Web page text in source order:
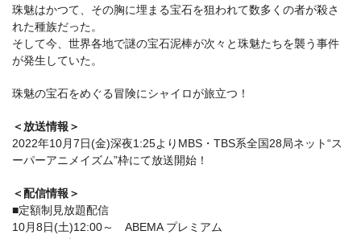
珠魅はかつて、その胸に埋まる宝石を狙われて数多くの者が殺さ
れた種族だった。
そして今、世界各地で謎の宝石泥棒が次々と珠魅たちを襲う事件
が発生していた。
珠魅の宝石をめぐる冒険にシャイロが旅立つ！
＜放送情報＞
2022年10月7日(金)深夜1:25よりMBS・TBS系全国28局ネット“ス
ーパーアニメイズム”枠にて放送開始！
＜配信情報＞
■定額制見放題配信
10月8日(土)12:00～ ABEMA プレミアム